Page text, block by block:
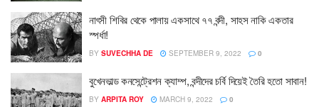
নাৎসী শিবির থেকে পালায় একসাথে ৭৭ বন্দী, সাহস নাকি একতার
স্পর্ধা!
BY SUVECHHA DE SEPTEMBER 9, 2022 0
বুখেনভাল্ড কনসেন্ট্রেশন ক্যাম্প, বন্দীদের চর্বি দিয়েই তৈরি হতো সাবান!
BY ARPITA ROY MARCH 9, 2022 0